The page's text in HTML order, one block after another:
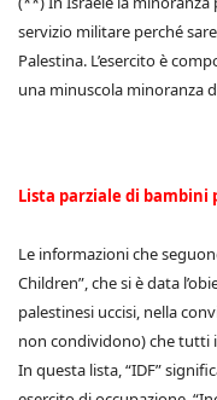
servizio militare perché
Palestina. L’esercito è
una minuscola minoranza
Lista parziale di
Le informazioni che
Children”, che si è data
palestinesi uccisi, nella
non condividono) che tutti
In questa lista, “IDF”